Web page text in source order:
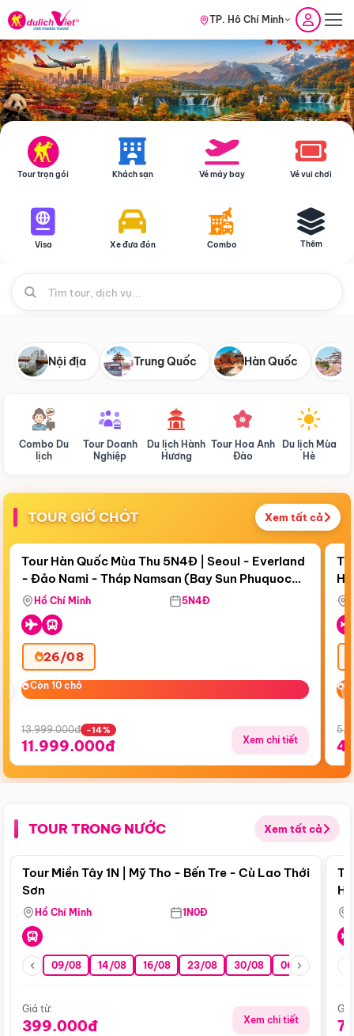
TP. Hồ Chí Minh
Tour trọn gói Khách sạn Vé máy bay Vé vui chơi
Visa Xe đưa đón Combo Thêm
Nội địa Trung Quốc Hàn Quốc
Combo Du
lịch
Tour Doanh
Nghiệp
Du lịch Hành
Hương
Tour Hoa Anh
Đào
Du lịch Mùa
Hè
TOUR GIỜ CHÓT Xem tất cả
Còn18 ngày 15:08:09
Bay Sun Phuquoc Airways
Điểm nổi bật
Tour Hàn Quốc Mùa Thu 5N4Đ | Seoul - Everland
- Đảo Nami - Tháp Namsan (Bay Sun Phuquoc
Airways)
Hồ Chí Minh 5N4Đ
26/08
Còn 10 chỗ
Còn 10 chỗ
13.999.000đ -14%
11.999.000đ Xem chi tiết
TOUR TRONG NƯỚC Xem tất cả
Điểm nổi bật
Tour Miền Tây 1N | Mỹ Tho - Bến Tre - Cù Lao Thới
Sơn
Hồ Chí Minh 1N0Đ
09/08 14/08 16/08 23/08 30/08 06/09 13/09
Giá từ:
399.000đ Xem chi tiết